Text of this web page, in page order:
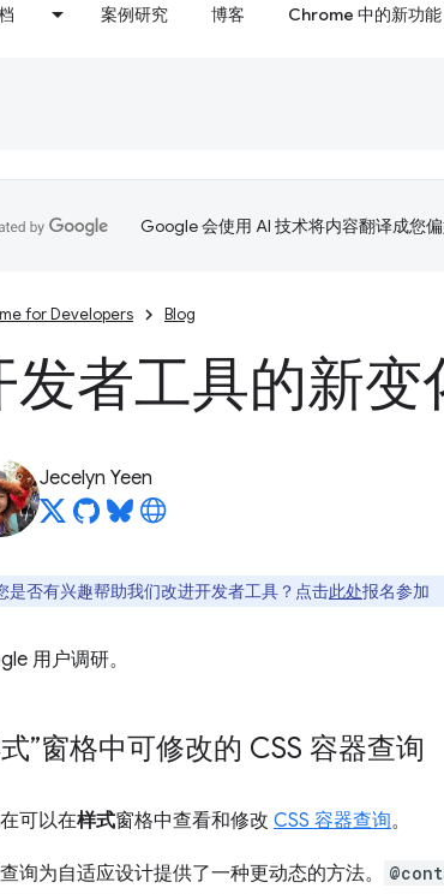
案例研究 博客 Chrome 中的新功能
Google 会使用 AI 技术将内容翻译成您
for Developers Blog
发者工具的新变
Jecelyn Yeen
是否有兴趣帮助我们改进开发者工具？点击此处报名参加
用户调研。
”窗格中可修改的 CSS 容器查询
可以在样式窗格中查看和修改 CSS 容器查询。
询为自适应设计提供了一种更动态的方法。